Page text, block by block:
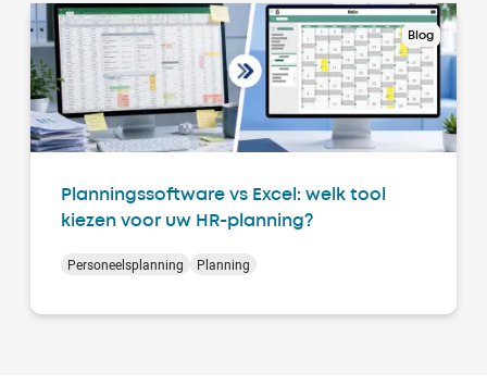
Blog
Planningssoftware vs Excel: welk tool
kiezen voor uw HR-planning?
Personeelsplanning Planning